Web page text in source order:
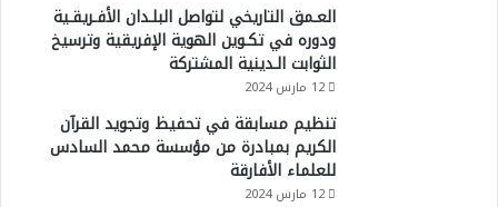
العـمق التاريخي لتواصل البلـدان الأفـريقـية
ودوره في تكـوين الهوية الإفريقية وترسيخ
الثوابت الـدينية المشتركة
12 مارس 2024
تنظيم مسابقة في تحفيظ وتجويد القرآن
الكريم بمبادرة من مؤسسة محمد السادس
للعلماء الأفارقة
12 مارس 2024